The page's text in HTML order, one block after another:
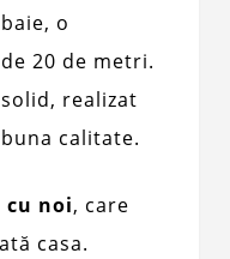
o
20 de metri.
realizat
calitate.
cu noi, care
casa.